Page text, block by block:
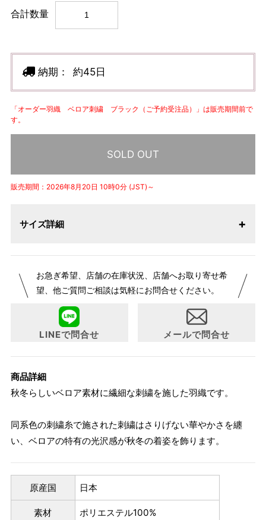
合計数量
納期： 約45日
「オーダー羽織 ベロア刺繍 ブラック（ご予約受注品）」は販売期間前で
す。
SOLD OUT
販売期間：2026年8月20日 10時0分 (JST)～
サイズ詳細
が変更になりました。パターンオーダーは、お客様のお声か
らよりお召しになりやすい寸法に変更いたしました。変更点
について詳細をお知りになりたい方はお問い合わせくださ
お急ぎ希望、店舗の在庫状況、店舗へお取り寄せ希
望、他ご質問ご相談は気軽にお問合せください。
LINEで問合せ メールで問合せ
商品詳細
秋冬らしいベロア素材に繊細な刺繍を施した羽織です。
同系色の刺繍糸で施された刺繍はさりげない華やかさを纏
い、ベロアの特有の光沢感が秋冬の着姿を飾ります。
原産国 日本
素材 ポリエステル100%